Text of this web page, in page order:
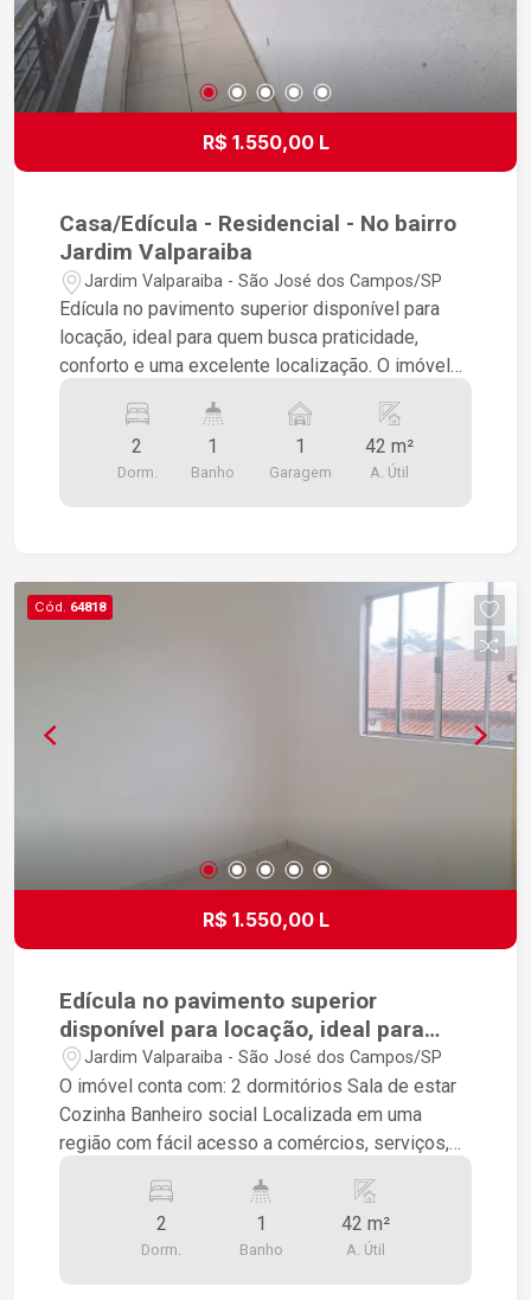
R$ 1.550,00 L
Casa/Edícula - Residencial - No bairro
Jardim Valparaiba
Jardim Valparaiba - São José dos Campos/SP
Edícula no pavimento superior disponível para
locação, ideal para quem busca praticidade,
conforto e uma excelente localização. O imóvel
Banheiro social Localizada em uma região com
fácil acesso a comércios, serviços, transporte e
às principais vias da cidade, proporcionando
2
Dorm.
1
Banho
1
Garagem
42 m²
A. Útil
Cód. 64818
R$ 1.550,00 L
Edícula no pavimento superior
disponível para locação, ideal para
quem busca praticidade, conforto e
uma excelente localização.
Jardim Valparaiba - São José dos Campos/SP
O imóvel conta com: 2 dormitórios Sala de estar
Cozinha Banheiro social Localizada em uma
região com fácil acesso a comércios, serviços,
proporcionando mais comodidade no dia a dia.
Informações importantes: Edícula localizada no
andar superior Entrada compartilhada
2
Dorm.
1
Banho
42 m²
A. Útil